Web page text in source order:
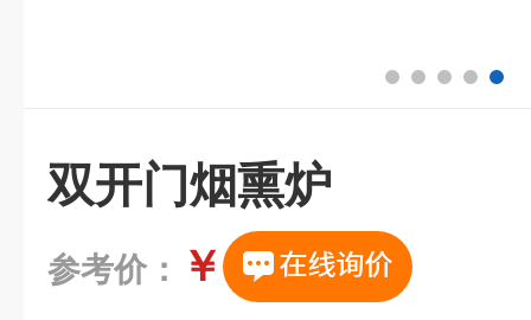
双开门烟熏炉
参考价： ￥